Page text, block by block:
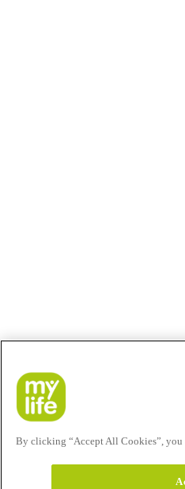
By clicking “Accept All Cookies”, you